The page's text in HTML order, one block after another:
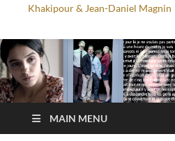
Khakipour & Jean-Daniel Magnin
MAIN MENU